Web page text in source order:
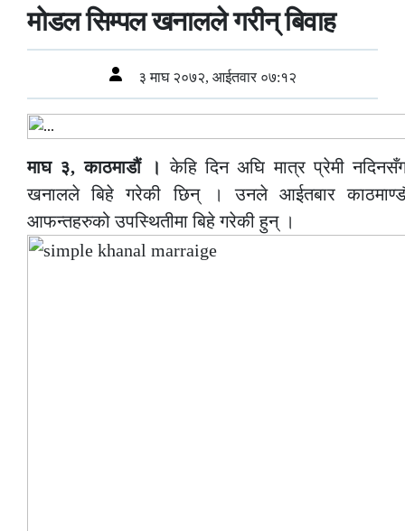
मोडल सिम्पल खनालले गरीन् बिवाह
३ माघ २०७२, आईतवार ०७:१२
माघ ३, काठमाडौं । केहि दिन अघि मात्र प्रेमी
खनालले बिहे गरेकी छिन् । उनले आईतबार
आफन्तहरुको उपस्थितीमा बिहे गरेकी हुन् ।